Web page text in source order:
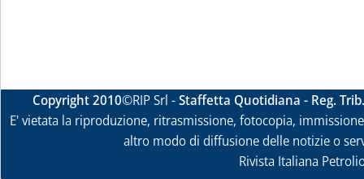
Copyright 2010©RIP Srl -Staffetta Quotidiana - Reg.
E' vietata la riproduzione, ritrasmissione, fotocopia,
altro modo di diffusione delle notizie o
Rivista Italiana